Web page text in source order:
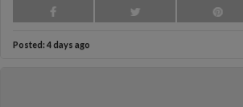
Posted: 4 days ago